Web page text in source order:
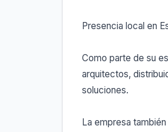
Presencia local en
Como parte de su
arquitectos,
soluciones.
La empresa